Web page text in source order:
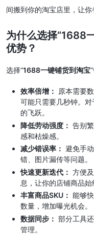
间搬到你的淘宝店里，让你
为什么选择“1688
优势？
选择“1688一键铺货到淘宝
效率倍增：
原本需要
可能只需要几秒钟。
的飞跃。
降低劳动强度： 告别
感和枯燥感。
减少错误率： 避免手
错、图片漏传等问题。
快速更新迭代： 方便
息，让你的店铺商品始
丰富商品SKU： 能够
数量，增加曝光机会。
数据同步： 部分工具
管理。